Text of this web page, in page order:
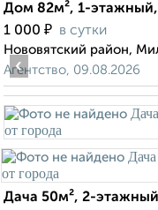
Дом 82м², 1-этажный,
1 000 ₽ в сутки
Нововятский район,
Агентство, 09.08.2026
‹
Дача 50м², 2-